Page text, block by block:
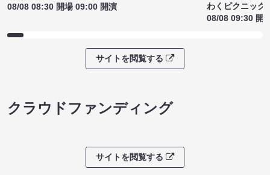
08/08 08:30 開場 09:00 開演
わくピクニック
08/08 09:30 開
サイトを閲覧する
クラウドファンディング
サイトを閲覧する